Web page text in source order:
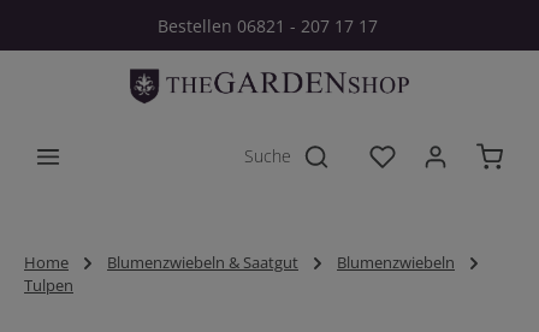
Zum Hauptinhalt springenBestellen 06821 - 207 17 17
Du hast 0
Home Blumenzwiebeln & Saatgut
Blumenzwiebeln
Tulpen